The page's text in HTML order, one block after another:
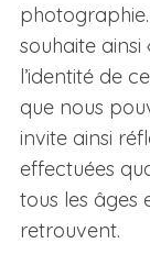
souhaite
l’identité de
que nous
invite ainsi
effectuées
tous les âges
retrouvent.